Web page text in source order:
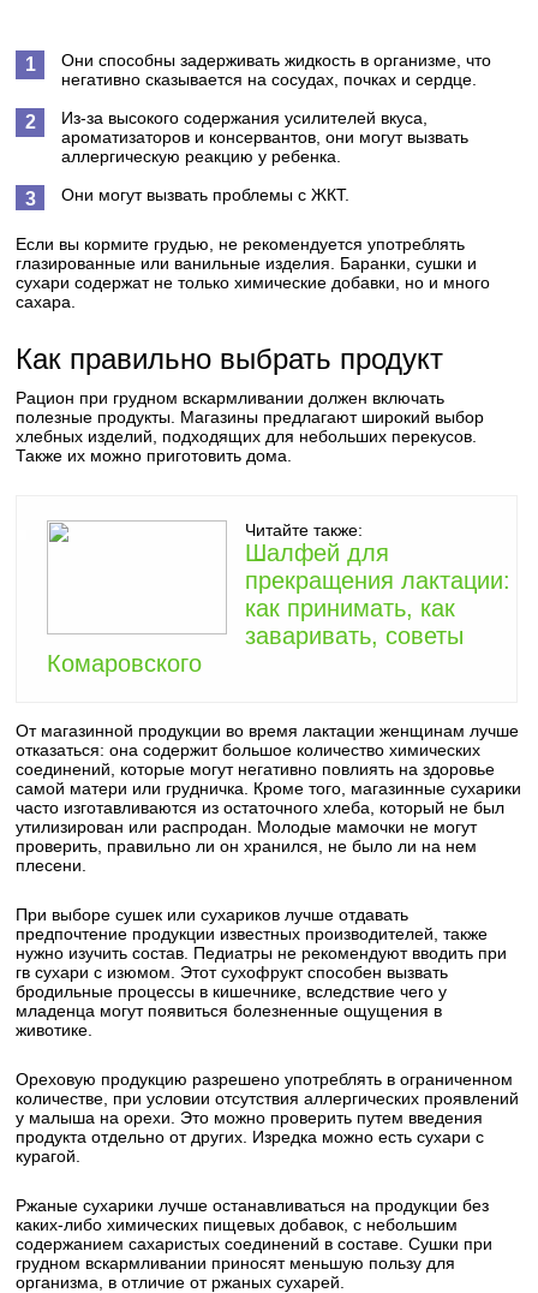
Они способны задерживать жидкость в организме, что
негативно сказывается на сосудах, почках и сердце.
Из-за высокого содержания усилителей вкуса,
ароматизаторов и консервантов, они могут вызвать
аллергическую реакцию у ребенка.
Они могут вызвать проблемы с ЖКТ.
Если вы кормите грудью, не рекомендуется употреблять
глазированные или ванильные изделия. Баранки, сушки и
сухари содержат не только химические добавки, но и много
сахара.
Как правильно выбрать продукт
Рацион при грудном вскармливании должен включать
полезные продукты. Магазины предлагают широкий выбор
хлебных изделий, подходящих для небольших перекусов.
Также их можно приготовить дома.
Читайте также:
Шалфей для
прекращения лактации:
как принимать, как
заваривать, советы
Комаровского
От магазинной продукции во время лактации женщинам лучше
отказаться: она содержит большое количество химических
соединений, которые могут негативно повлиять на здоровье
самой матери или грудничка. Кроме того, магазинные сухарики
часто изготавливаются из остаточного хлеба, который не был
утилизирован или распродан. Молодые мамочки не могут
проверить, правильно ли он хранился, не было ли на нем
плесени.
При выборе сушек или сухариков лучше отдавать
предпочтение продукции известных производителей, также
нужно изучить состав. Педиатры не рекомендуют вводить при
гв сухари с изюмом. Этот сухофрукт способен вызвать
бродильные процессы в кишечнике, вследствие чего у
младенца могут появиться болезненные ощущения в
животике.
Ореховую продукцию разрешено употреблять в ограниченном
количестве, при условии отсутствия аллергических проявлений
у малыша на орехи. Это можно проверить путем введения
продукта отдельно от других. Изредка можно есть сухари с
курагой.
Ржаные сухарики лучше останавливаться на продукции без
каких-либо химических пищевых добавок, с небольшим
содержанием сахаристых соединений в составе. Сушки при
грудном вскармливании приносят меньшую пользу для
организма, в отличие от ржаных сухарей.